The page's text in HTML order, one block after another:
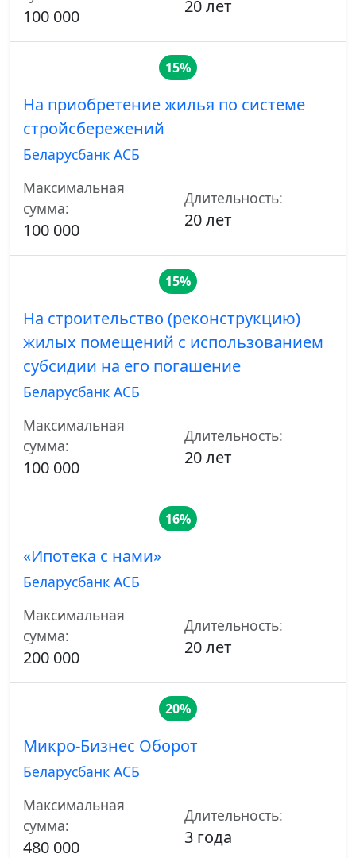
100 000 20 лет
15%
На приобретение жилья по системе
стройсбережений
Беларусбанк АСБ
Максимальная
сумма:
100 000
Длительность:
20 лет
15%
На строительство (реконструкцию)
жилых помещений с использованием
субсидии на его погашение
Беларусбанк АСБ
Максимальная
сумма:
100 000
Длительность:
20 лет
16%
«Ипотека с нами»
Беларусбанк АСБ
Максимальная
сумма:
200 000
Длительность:
20 лет
20%
Микро-Бизнес Оборот
Беларусбанк АСБ
Максимальная
сумма:
480 000
Длительность:
3 года